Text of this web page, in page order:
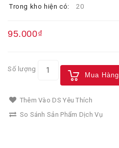
Trong kho hiện có:
20
95.000₫
Số lượng
Mua Hàng
Thêm Vào DS Yêu Thích
So Sánh Sản Phẩm Dịch Vụ